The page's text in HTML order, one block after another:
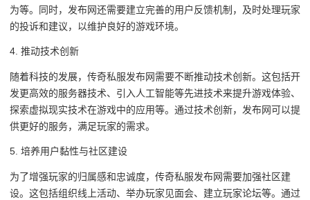
为等。同时，发布网还需要建立完善的用户反馈机制，及时处理玩家
的投诉和建议，以维护良好的游戏环境。
4. 推动技术创新
随着科技的发展，传奇私服发布网需要不断推动技术创新。这包括开
发更高效的服务器技术、引入人工智能等先进技术来提升游戏体验、
探索虚拟现实技术在游戏中的应用等。通过技术创新，发布网可以提
供更好的服务，满足玩家的需求。
5. 培养用户黏性与社区建设
为了增强玩家的归属感和忠诚度，传奇私服发布网需要加强社区建
设。这包括组织线上活动、举办玩家见面会、建立玩家论坛等。通过